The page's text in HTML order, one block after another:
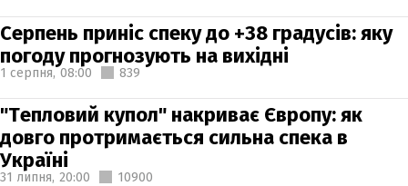
Серпень приніс спеку до +38 градусів: яку
погоду прогнозують на вихідні
1 серпня, 08:00 839
"Тепловий купол" накриває Європу: як
довго протримається сильна спека в
Україні
31 липня, 20:00 10900